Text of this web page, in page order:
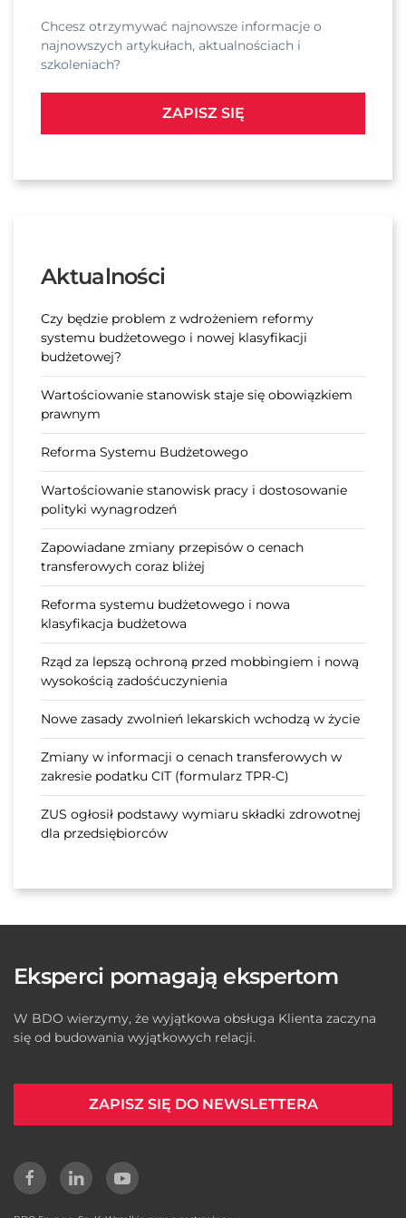
Chcesz otrzymywać najnowsze informacje o
najnowszych artykułach, aktualnościach i
szkoleniach?
ZAPISZ SIĘ
Aktualności
Czy będzie problem z wdrożeniem reformy
systemu budżetowego i nowej klasyfikacji
budżetowej?
Wartościowanie stanowisk staje się obowiązkiem
prawnym
Reforma Systemu Budżetowego
Wartościowanie stanowisk pracy i dostosowanie
polityki wynagrodzeń
Zapowiadane zmiany przepisów o cenach
transferowych coraz bliżej
Reforma systemu budżetowego i nowa
klasyfikacja budżetowa
Rząd za lepszą ochroną przed mobbingiem i nową
wysokością zadośćuczynienia
Nowe zasady zwolnień lekarskich wchodzą w życie
Zmiany w informacji o cenach transferowych w
zakresie podatku CIT (formularz TPR-C)
ZUS ogłosił podstawy wymiaru składki zdrowotnej
dla przedsiębiorców
Eksperci pomagają ekspertom
W BDO wierzymy, że wyjątkowa obsługa Klienta zaczyna
się od budowania wyjątkowych relacji.
ZAPISZ SIĘ DO NEWSLETTERA